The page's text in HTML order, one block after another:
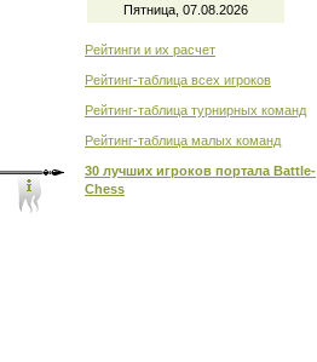
Пятница, 07.08.2026
Рейтинги и их расчет
Рейтинг-таблица всех игроков
Рейтинг-таблица турнирных команд
Рейтинг-таблица малых команд
30 лучших игроков портала Battle-
Chess